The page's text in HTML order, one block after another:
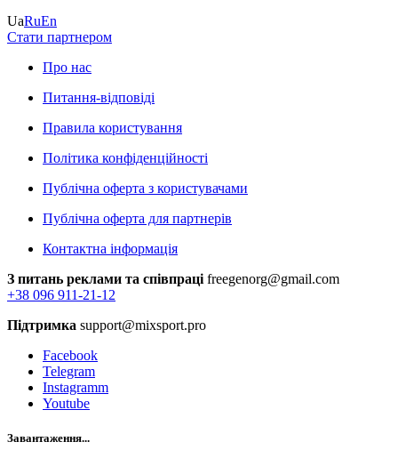
UaRuEn
Стати партнером
Про нас
Питання-відповіді
Правила користування
Політика конфіденційності
Публічна оферта з користувачами
Публічна оферта для партнерів
Контактна інформація
З питань реклами та співпраці freegenorg@gmail.com
+38 096 911-21-12
Підтримка support@mixsport.pro
Facebook
Telegram
Instagramm
Youtube
Завантаження...